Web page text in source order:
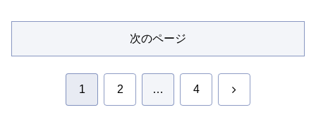
次のページ
1 2 … 4 次